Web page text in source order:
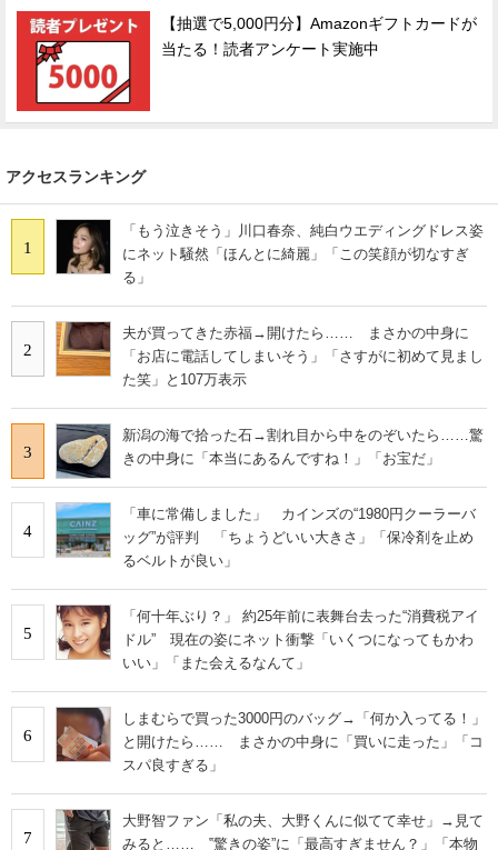
【抽選で5,000円分】Amazonギフトカードが
当たる！読者アンケート実施中
アクセスランキング
1
「もう泣きそう」川口春奈、純白ウエディングドレス姿
にネット騒然「ほんとに綺麗」「この笑顔が切なすぎ
る」
2
夫が買ってきた赤福→開けたら…… まさかの中身に
「お店に電話してしまいそう」「さすがに初めて見まし
た笑」と107万表示
3
新潟の海で拾った石→割れ目から中をのぞいたら……驚
きの中身に「本当にあるんですね！」「お宝だ」
4
「車に常備しました」 カインズの“1980円クーラーバ
ッグ”が評判 「ちょうどいい大きさ」「保冷剤を止め
るベルトが良い」
5
「何十年ぶり？」 約25年前に表舞台去った“消費税アイ
ドル” 現在の姿にネット衝撃「いくつになってもかわ
いい」「また会えるなんて」
6
しまむらで買った3000円のバッグ→「何か入ってる！」
と開けたら…… まさかの中身に「買いに走った」「コ
スパ良すぎる」
7
大野智ファン「私の夫、大野くんに似てて幸せ」→見て
みると…… ‟驚きの姿”に「最高すぎません？」「本物